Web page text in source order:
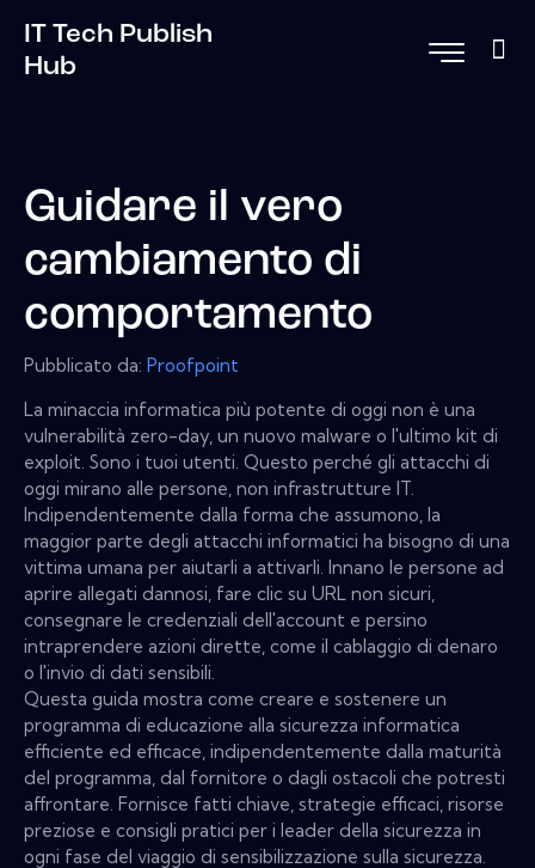
IT Tech Publish
Hub
Guidare il vero
cambiamento di
comportamento
Pubblicato da: Proofpoint
La minaccia informatica più potente di oggi non è una
vulnerabilità zero-day, un nuovo malware o l'ultimo kit di
exploit. Sono i tuoi utenti. Questo perché gli attacchi di
oggi mirano alle persone, non infrastrutture IT.
Indipendentemente dalla forma che assumono, la
maggior parte degli attacchi informatici ha bisogno di una
vittima umana per aiutarli a attivarli. Innano le persone ad
aprire allegati dannosi, fare clic su URL non sicuri,
consegnare le credenziali dell'account e persino
intraprendere azioni dirette, come il cablaggio di denaro
o l'invio di dati sensibili.
Questa guida mostra come creare e sostenere un
programma di educazione alla sicurezza informatica
efficiente ed efficace, indipendentemente dalla maturità
del programma, dal fornitore o dagli ostacoli che potresti
affrontare. Fornisce fatti chiave, strategie efficaci, risorse
preziose e consigli pratici per i leader della sicurezza in
ogni fase del viaggio di sensibilizzazione sulla sicurezza.